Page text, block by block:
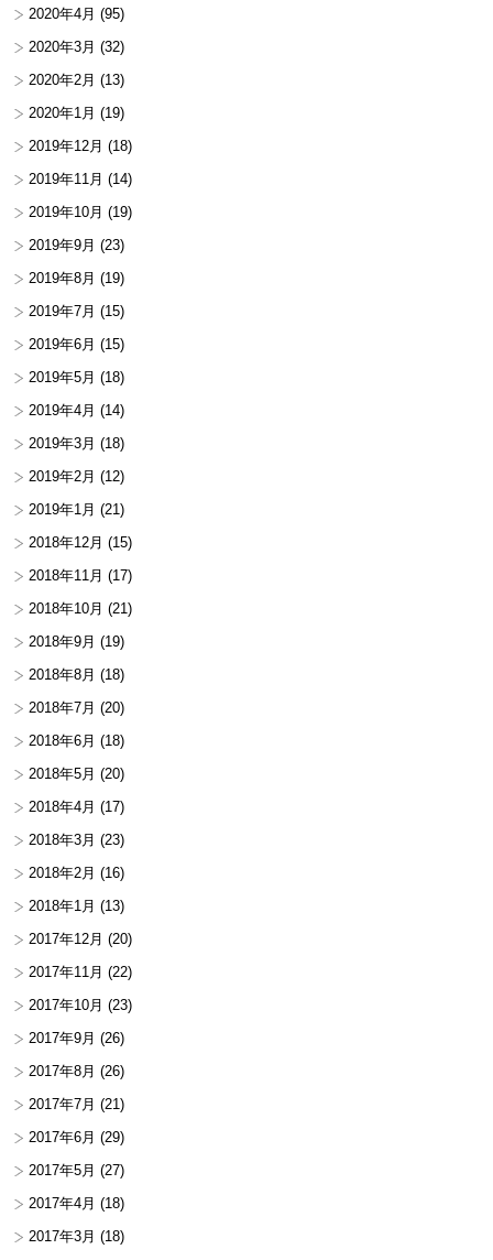
2020年4月 (95)
2020年3月 (32)
2020年2月 (13)
2020年1月 (19)
2019年12月 (18)
2019年11月 (14)
2019年10月 (19)
2019年9月 (23)
2019年8月 (19)
2019年7月 (15)
2019年6月 (15)
2019年5月 (18)
2019年4月 (14)
2019年3月 (18)
2019年2月 (12)
2019年1月 (21)
2018年12月 (15)
2018年11月 (17)
2018年10月 (21)
2018年9月 (19)
2018年8月 (18)
2018年7月 (20)
2018年6月 (18)
2018年5月 (20)
2018年4月 (17)
2018年3月 (23)
2018年2月 (16)
2018年1月 (13)
2017年12月 (20)
2017年11月 (22)
2017年10月 (23)
2017年9月 (26)
2017年8月 (26)
2017年7月 (21)
2017年6月 (29)
2017年5月 (27)
2017年4月 (18)
2017年3月 (18)